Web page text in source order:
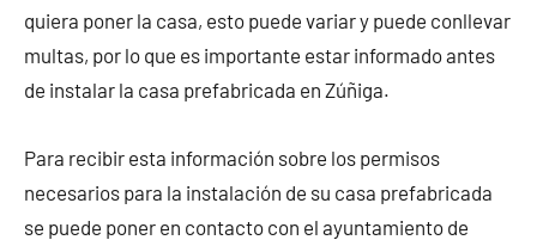
quiera poner la casa, esto puede variar y puede conllevar
multas, por lo que es importante estar informado antes
de instalar la casa prefabricada en Zúñiga.
Para recibir esta información sobre los permisos
necesarios para la instalación de su casa prefabricada
se puede poner en contacto con el ayuntamiento de